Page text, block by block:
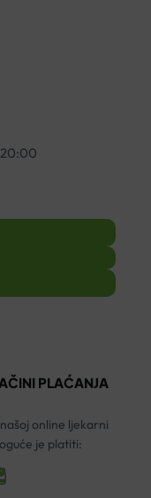
PLAĆANJA
online ljekarni
je platiti: